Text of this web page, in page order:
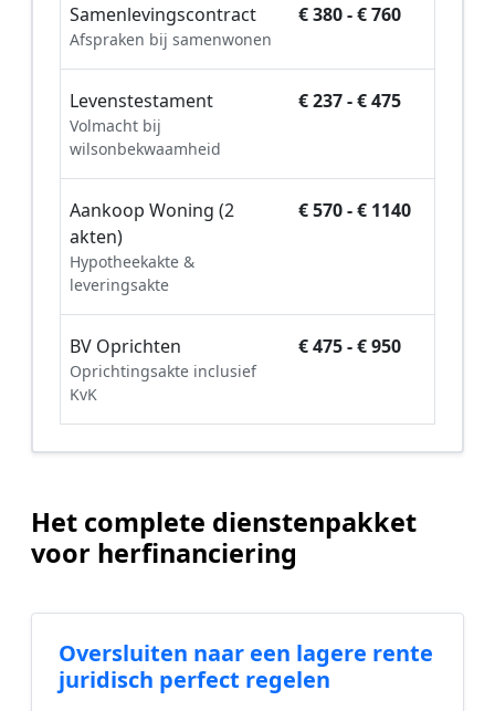
Samenlevingscontract
Afspraken bij samenwonen
€ 380 - € 760
Levenstestament
Volmacht bij
wilsonbekwaamheid
€ 237 - € 475
Aankoop Woning (2
akten)
Hypotheekakte &
leveringsakte
€ 570 - € 1140
BV Oprichten
Oprichtingsakte inclusief
KvK
€ 475 - € 950
Het complete dienstenpakket
voor herfinanciering
Oversluiten naar een lagere rente
juridisch perfect regelen